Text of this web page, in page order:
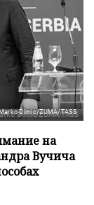
Dimic/ZUMA/TASS
на
Вучича